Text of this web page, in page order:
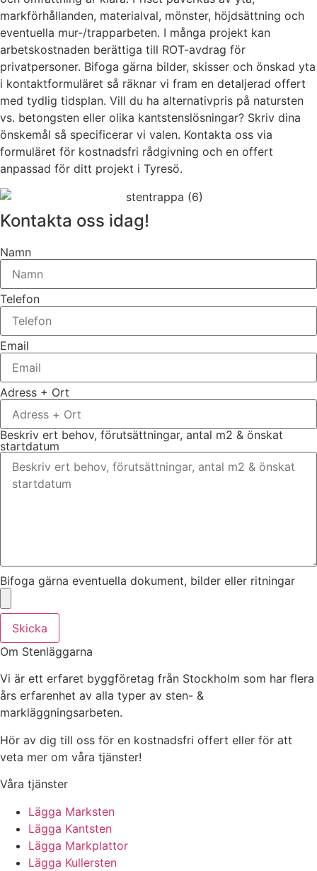
markförhållanden, materialval, mönster, höjdsättning och
eventuella mur-/trapparbeten. I många projekt kan
arbetskostnaden berättiga till ROT-avdrag för
privatpersoner. Bifoga gärna bilder, skisser och önskad yta
i kontaktformuläret så räknar vi fram en detaljerad offert
med tydlig tidsplan. Vill du ha alternativpris på natursten
vs. betongsten eller olika kantstenslösningar? Skriv dina
önskemål så specificerar vi valen. Kontakta oss via
formuläret för kostnadsfri rådgivning och en offert
anpassad för ditt projekt i Tyresö.
Kontakta oss idag!
Namn
Telefon
Email
Adress + Ort
Beskriv ert behov, förutsättningar, antal m2 & önskat
startdatum
Bifoga gärna eventuella dokument, bilder eller ritningar
Skicka
Om Stenläggarna
Vi är ett erfaret byggföretag från Stockholm som har flera
års erfarenhet av alla typer av sten- &
markläggningsarbeten.
Hör av dig till oss för en kostnadsfri offert eller för att
veta mer om våra tjänster!
Våra tjänster
Lägga Marksten
Lägga Kantsten
Lägga Markplattor
Lägga Kullersten